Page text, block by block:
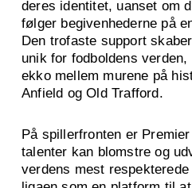
deres identitet, uanset om
følger begivenhederne på
Den trofaste support
unik for fodboldens
ekko mellem murene på
Anfield og Old Trafford.
På spillerfronten er
talenter kan blomstre og
verdens mest